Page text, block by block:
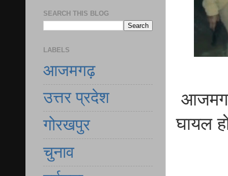
घायल
SEARCH THIS BLOG
LABELS
आजमगढ़
उत्तर प्रदेश
गोरखपुर
चुनाव